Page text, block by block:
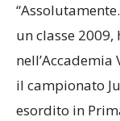
un classe
nell’Accademia
il campionato
esordito in